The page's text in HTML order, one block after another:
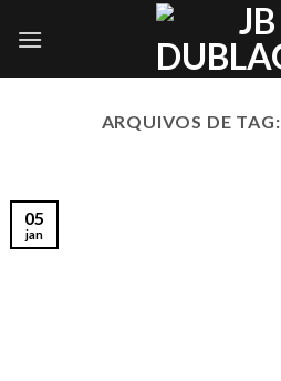
ARQUIVOS DE TAG:
05
jan